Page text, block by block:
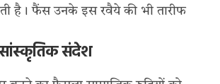
है। फैंस उनके इस रवैये की भी तारीफ
संदेश